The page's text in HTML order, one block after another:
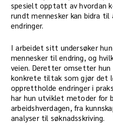
spesielt opptatt av hvordan
rundt mennesker kan bidra
endringer.
I arbeidet sitt undersøker
mennesker til endring, og
veien. Deretter omsetter hun
konkrete tiltak som gjør det
opprettholde endringer i
har hun utviklet metoder for
arbeidshverdagen, fra
analyser til søknadsskriving.